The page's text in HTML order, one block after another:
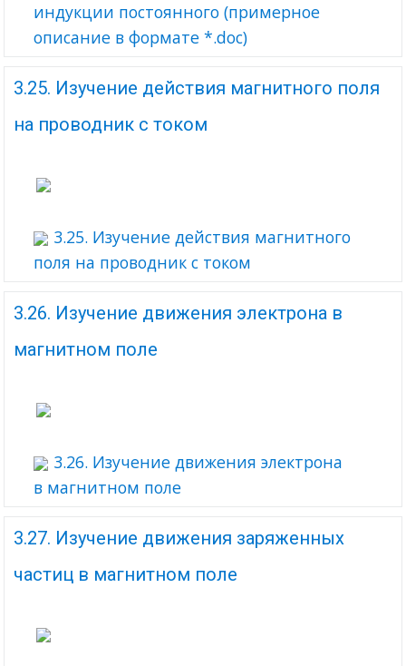
индукции постоянного (примерное
описание в формате *.doc)
3.25. Изучение действия магнитного поля
на проводник с током
3.25. Изучение действия магнитного
поля на проводник с током
3.26. Изучение движения электрона в
магнитном поле
3.26. Изучение движения электрона
в магнитном поле
3.27. Изучение движения заряженных
частиц в магнитном поле